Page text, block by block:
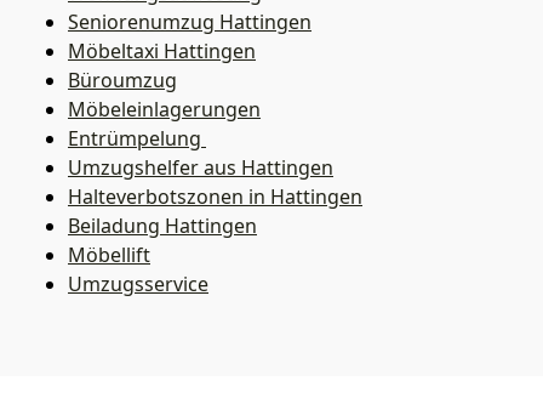
Seniorenumzug Hattingen
Möbeltaxi Hattingen
Büroumzug
Möbeleinlagerungen
Entrümpelung
Umzugshelfer aus Hattingen
Halteverbotszonen in Hattingen
Beiladung Hattingen
Möbellift
Umzugsservice